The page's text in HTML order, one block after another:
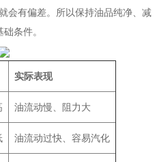
会有偏差。所以保持油品纯净、减
条件。
实际表现
油流动慢、阻力大
油流动过快、容易汽化